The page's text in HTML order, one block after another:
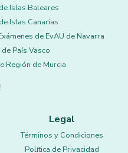
Islas Baleares
Islas Canarias
de EvAU de Navarra
País Vasco
Región de Murcia
Legal
Términos y Condiciones
Política de Privacidad